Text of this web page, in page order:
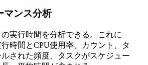
マンス分析
実行時間を分析できる。これに
時間とCPU使用率、カウント、タ
された頻度、タスクがスケジュー